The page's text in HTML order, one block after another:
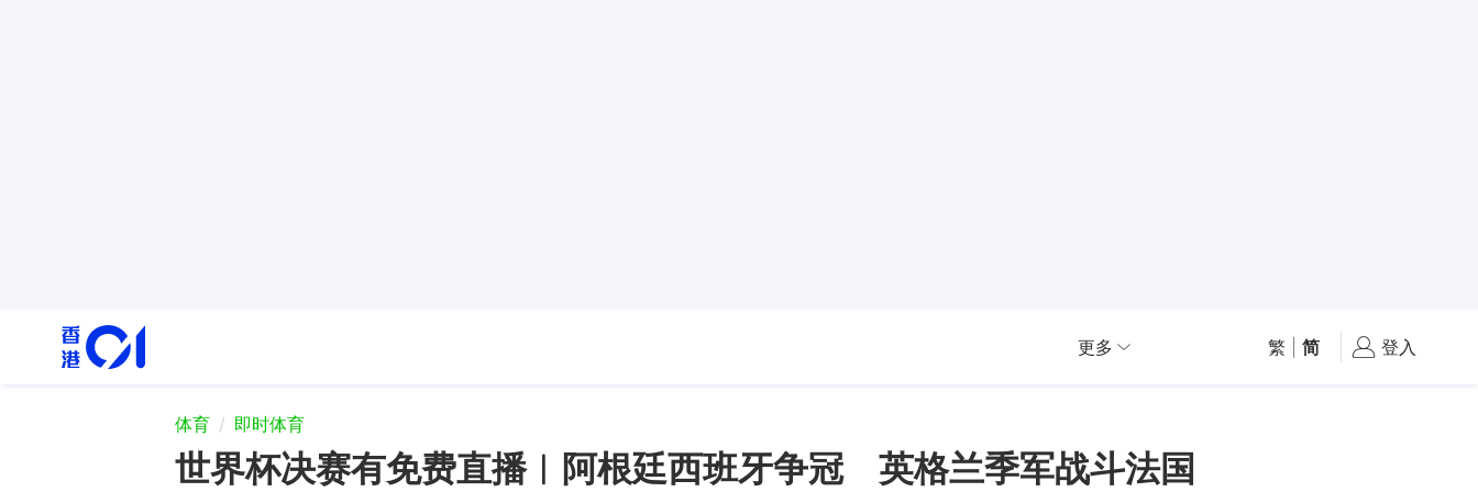
更多 繁 简 登入
体育 即时体育
世界杯决赛有免费直播︱阿根廷西班牙争冠 英格兰季军战斗法国